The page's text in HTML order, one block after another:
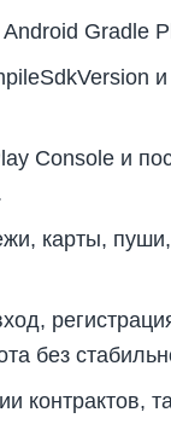
Gradle
Console и
карты,
без
контрактов,